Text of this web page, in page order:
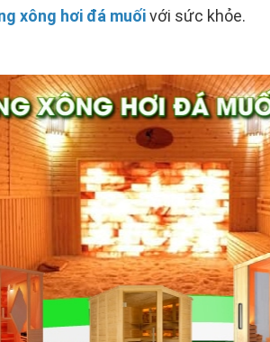
xông hơi đá muốivới sức khỏe.